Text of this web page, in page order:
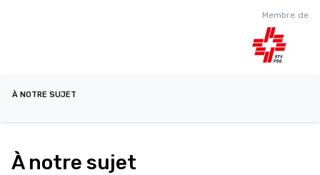
Membre de
À NOTRE SUJET
À notre sujet